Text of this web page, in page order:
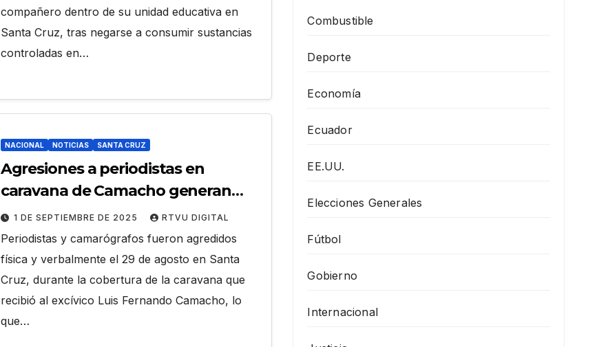
compañero dentro de su unidad educativa en
Santa Cruz, tras negarse a consumir sustancias
controladas en…
NACIONAL NOTICIAS SANTA CRUZ
Agresiones a periodistas en
caravana de Camacho generan
repudio
1 DE SEPTIEMBRE DE 2025 RTVU DIGITAL
Periodistas y camarógrafos fueron agredidos
física y verbalmente el 29 de agosto en Santa
Cruz, durante la cobertura de la caravana que
recibió al excívico Luis Fernando Camacho, lo
que…
Combustible
Deporte
Economía
Ecuador
EE.UU.
Elecciones Generales
Fútbol
Gobierno
Internacional